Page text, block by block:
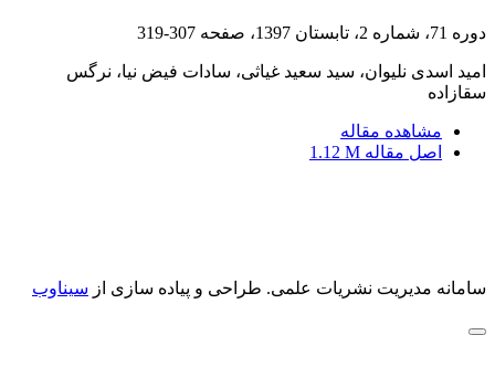
دوره 71، شماره 2، تابستان 1397، صفحه 307-319
امید اسدی نلیوان، سید سعید غیاثی، سادات فیض نیا، نرگس
سقازاده
مشاهده مقاله
اصل مقاله 1.12 M
سامانه مدیریت نشریات علمی. طراحی و پیاده سازی از سیناوب